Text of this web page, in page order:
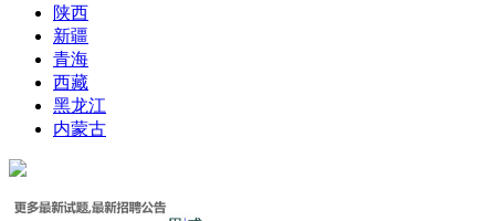
陕西
新疆
青海
西藏
黑龙江
内蒙古